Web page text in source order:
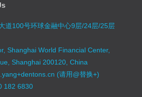
道100号环球金融中心9层/24层/25层
Shanghai World Financial Center,
Shanghai 200120, China
(请用@替换+)
182 6830